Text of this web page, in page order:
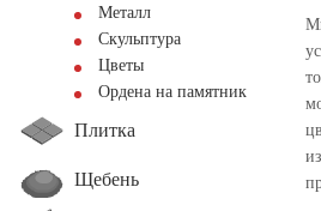
Металл
Скульптура
Цветы
Ордена на памятник
Плитка
Щебень